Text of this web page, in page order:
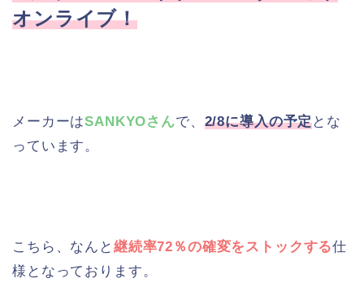
オンライブ！
メーカーはSANKYOさんで、 2/8に導入の予定とな
っています。
こちら、なんと 継続率72％の確変をストックする仕
様となっております。